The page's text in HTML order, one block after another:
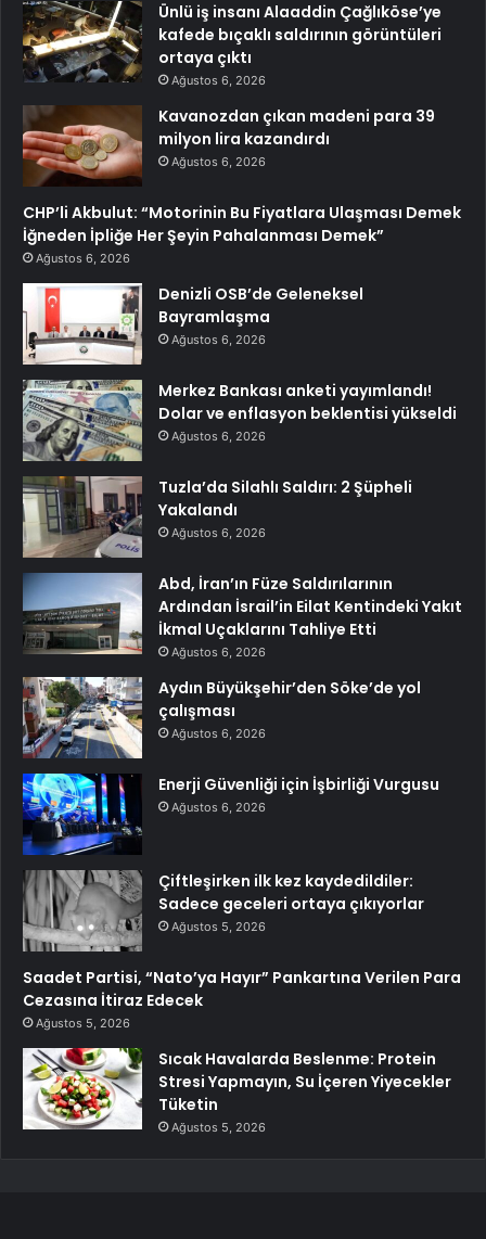
Ünlü iş insanı Alaaddin Çağlıköse’ye
kafede bıçaklı saldırının görüntüleri
ortaya çıktı
Ağustos 6, 2026
Kavanozdan çıkan madeni para 39
milyon lira kazandırdı
Ağustos 6, 2026
CHP’li Akbulut: “Motorinin Bu Fiyatlara Ulaşması Demek
İğneden İpliğe Her Şeyin Pahalanması Demek”
Ağustos 6, 2026
Denizli OSB’de Geleneksel
Bayramlaşma
Ağustos 6, 2026
Merkez Bankası anketi yayımlandı!
Dolar ve enflasyon beklentisi yükseldi
Ağustos 6, 2026
Tuzla’da Silahlı Saldırı: 2 Şüpheli
Yakalandı
Ağustos 6, 2026
Abd, İran’ın Füze Saldırılarının
Ardından İsrail’in Eilat Kentindeki Yakıt
İkmal Uçaklarını Tahliye Etti
Ağustos 6, 2026
Aydın Büyükşehir’den Söke’de yol
çalışması
Ağustos 6, 2026
Enerji Güvenliği için İşbirliği Vurgusu
Ağustos 6, 2026
Çiftleşirken ilk kez kaydedildiler:
Sadece geceleri ortaya çıkıyorlar
Ağustos 5, 2026
Saadet Partisi, “Nato’ya Hayır” Pankartına Verilen Para
Cezasına İtiraz Edecek
Ağustos 5, 2026
Sıcak Havalarda Beslenme: Protein
Stresi Yapmayın, Su İçeren Yiyecekler
Tüketin
Ağustos 5, 2026